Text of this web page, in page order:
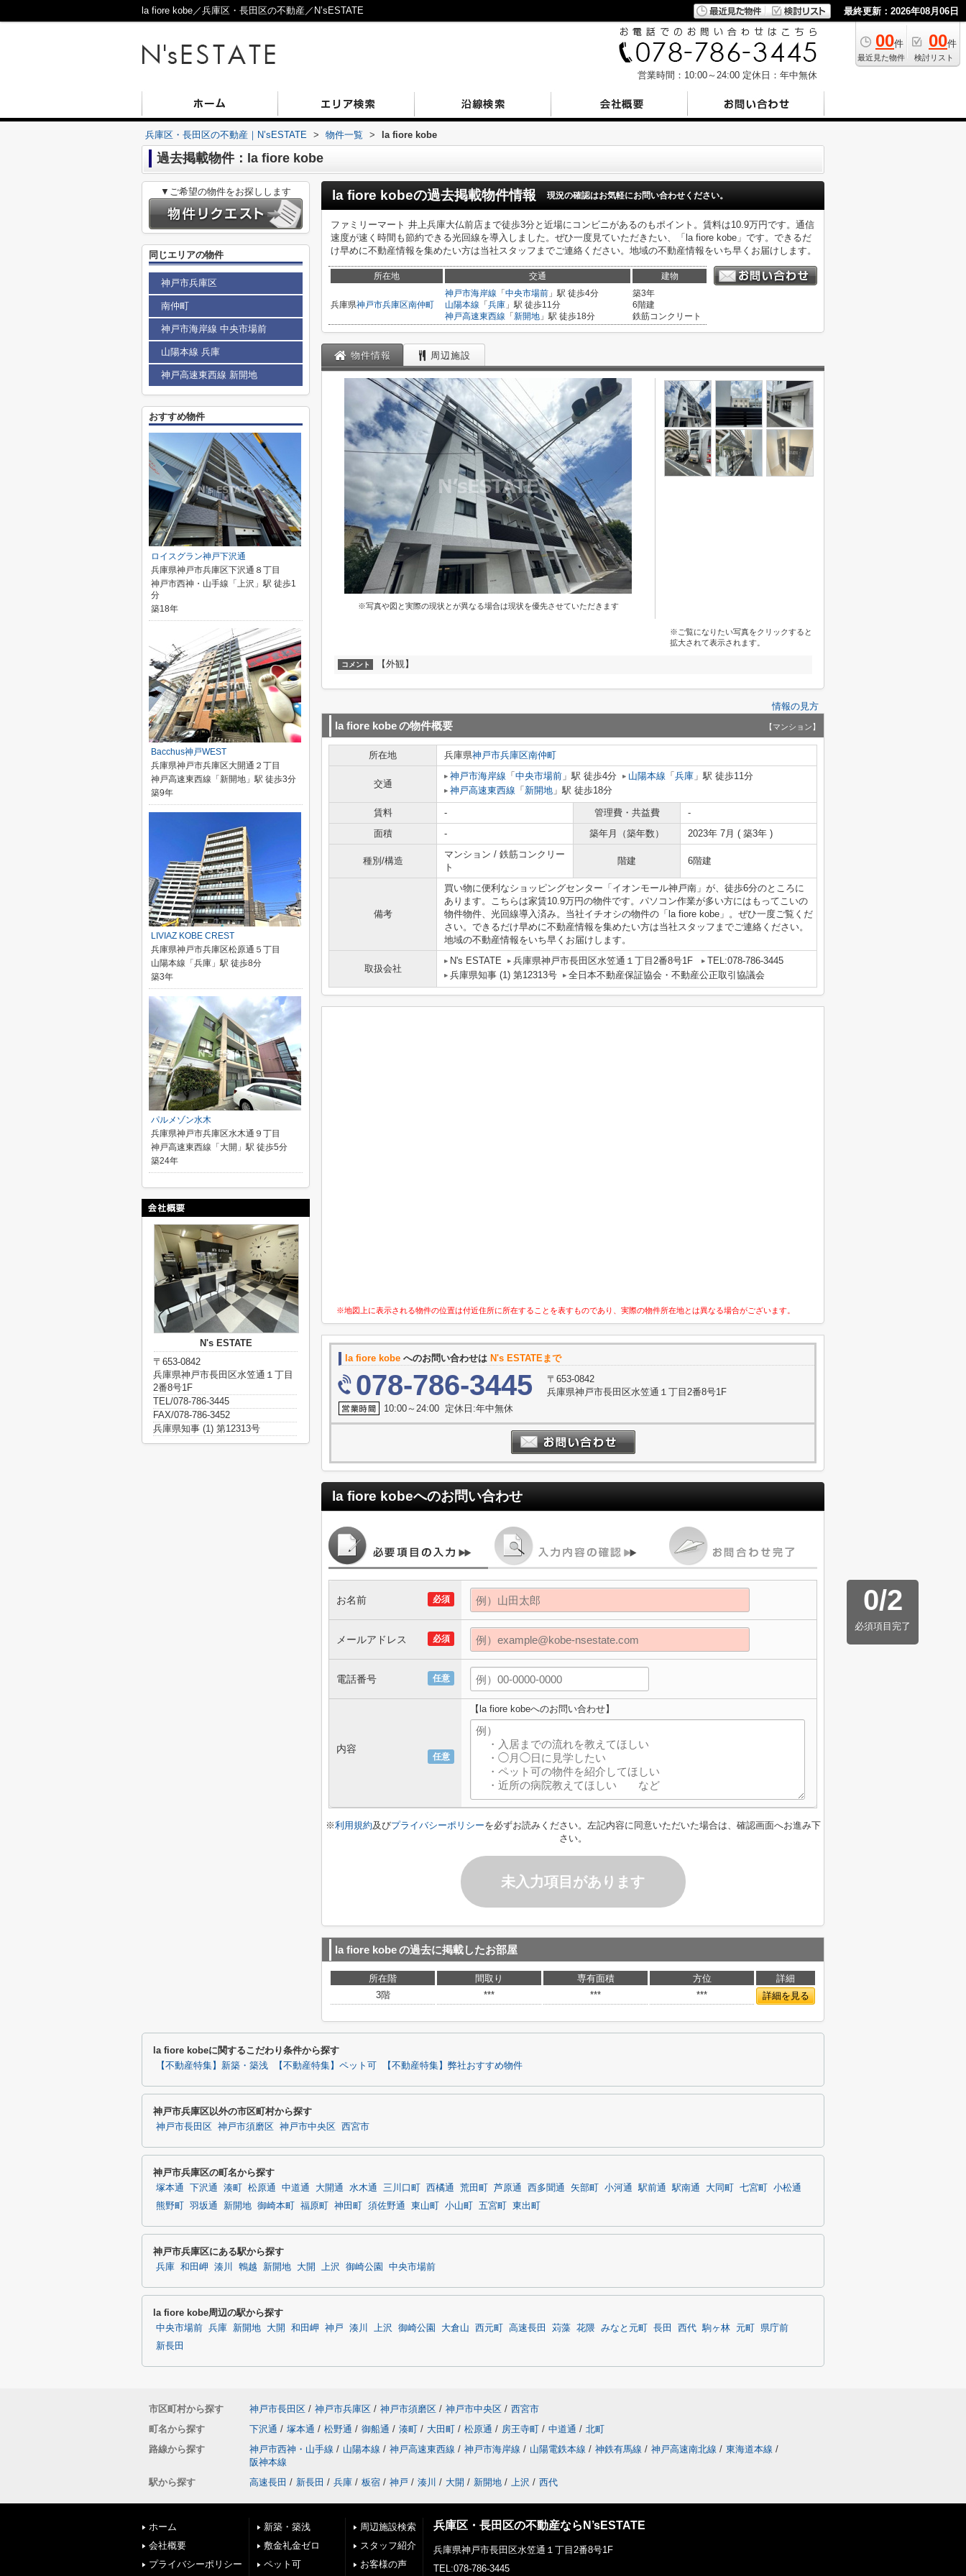
la fiore kobe／兵庫区・長田区の不動産／N’sESTATE 最終更新：2026年08月06日
00件
最近見た物件
00件
検討リスト
営業時間：10:00～24:00 定休日：年中無休
兵庫区・長田区の不動産｜N’sESTATE > 物件一覧 > la fiore kobe
過去掲載物件：la fiore kobe
la fiore kobeの過去掲載物件情報 現況の確認はお気軽にお問い合わせください。
ファミリーマート 井上兵庫大仏前店まで徒歩3分と近場にコンビニがあるのもポイント。賃料は10.9万円です。通信
速度が速く時間も節約できる光回線を導入しました。ぜひ一度見ていただきたい、「la fiore kobe」です。できるだ
け早めに不動産情報を集めたい方は当社スタッフまでご連絡ください。地域の不動産情報をいち早くお届けします。
所在地 交通 建物
兵庫県神戸市兵庫区南仲町
神戸市海岸線 「 中央市場前 」駅 徒歩4分
山陽本線 「 兵庫 」駅 徒歩11分
神戸高速東西線 「 新開地 」駅 徒歩18分
築3年
6階建
鉄筋コンクリート
物件情報 周辺施設
※写真や図と実際の現状とが異なる場合は現状を優先させていただきます
※ご覧になりたい写真をクリックすると
拡大されて表示されます。
コメント 【外観】
情報の見方
la fiore kobeの物件概要 【マンション】
所在地 兵庫県神戸市兵庫区南仲町
交通
神戸市海岸線 「 中央市場前 」駅 徒歩4分 山陽本線 「 兵庫 」駅 徒歩11分
神戸高速東西線 「 新開地 」駅 徒歩18分
賃料 - 管理費・共益費
-
面積
- 築年月（築年数） 2023年 7月 ( 築3年 )
種別/構造
マンション / 鉄筋コンクリー
ト
階建 6階建
備考
買い物に便利なショッピングセンター「イオンモール神戸南」が、徒歩6分のところに
あります。こちらは家賃10.9万円の物件です。パソコン作業が多い方にはもってこいの
物件物件、光回線導入済み。当社イチオシの物件の「la fiore kobe」。ぜひ一度ご覧くだ
さい。できるだけ早めに不動産情報を集めたい方は当社スタッフまでご連絡ください。
地域の不動産情報をいち早くお届けします。
取扱会社
N's ESTATE 兵庫県神戸市長田区水笠通１丁目2番8号1F
TEL:078-786-3445
兵庫県知事 (1) 第12313号
全日本不動産保証協会・不動産公正取引協議会
※地図上に表示される物件の位置は付近住所に所在することを表すものであり、実際の物件所在地とは異なる場合がございます。
la fiore kobe へのお問い合わせは N's ESTATEまで
078-786-3445
〒653-0842
兵庫県神戸市長田区水笠通１丁目2番8号1F
10:00～24:00 定休日:年中無休
la fiore kobeへのお問い合わせ
0/2
必須項目完了
必須
お名前
必須
メールアドレス
任意
電話番号
任意
内容
【la fiore kobeへのお問い合わせ】
※利用規約及びプライバシーポリシーを必ずお読みください。左記内容に同意いただいた場合は、確認画面へお進み下
さい。
未入力項目があります
la fiore kobeの過去に掲載したお部屋
所在階 間取り 専有面積 方位
詳細
3階
*** *** *** 詳細を見る
▼ご希望の物件をお探しします
同じエリアの物件
神戸市兵庫区
南仲町
神戸市海岸線 中央市場前
山陽本線 兵庫
神戸高速東西線 新開地
おすすめ物件
ロイスグラン神戸下沢通
兵庫県神戸市兵庫区下沢通８丁目
神戸市西神・山手線「上沢」駅 徒歩1
分
築18年
Bacchus神戸WEST
兵庫県神戸市兵庫区大開通２丁目
神戸高速東西線「新開地」駅 徒歩3分
築9年
LIVIAZ KOBE CREST
兵庫県神戸市兵庫区松原通５丁目
山陽本線「兵庫」駅 徒歩8分
築3年
パルメゾン水木
兵庫県神戸市兵庫区水木通９丁目
神戸高速東西線「大開」駅 徒歩5分
築24年
N's ESTATE
〒653-0842
兵庫県神戸市長田区水笠通１丁目
2番8号1F
TEL/078-786-3445
FAX/078-786-3452
兵庫県知事 (1) 第12313号
la fiore kobeに関するこだわり条件から探す
【不動産特集】新築・築浅 【不動産特集】ペット可 【不動産特集】弊社おすすめ物件
神戸市兵庫区以外の市区町村から探す
神戸市長田区 神戸市須磨区 神戸市中央区 西宮市
神戸市兵庫区の町名から探す
塚本通 下沢通 湊町 松原通 中道通 大開通 水木通 三川口町 西橘通 荒田町 芦原通 西多聞通 矢部町 小河通 駅前通 駅南通 大同町 七宮町
小松通
熊野町
羽坂通 新開地 御崎本町 福原町 神田町 須佐野通 東山町 小山町 五宮町 東出町
神戸市兵庫区にある駅から探す
兵庫 和田岬 湊川 鵯越 新開地 大開 上沢 御崎公園 中央市場前
la fiore kobe周辺の駅から探す
中央市場前 兵庫 新開地 大開 和田岬 神戸 湊川 上沢 御崎公園 大倉山 西元町 高速長田 苅藻 花隈 みなと元町 長田 西代 駒ヶ林 元町
県庁前
新長田
市区町村から探す 神戸市長田区 / 神戸市兵庫区 / 神戸市須磨区 / 神戸市中央区 / 西宮市
町名から探す
下沢通 / 塚本通 / 松野通 / 御船通 / 湊町 / 大田町 / 松原通 / 房王寺町 / 中道通 / 北町
路線から探す
神戸市西神・山手線 / 山陽本線 / 神戸高速東西線 / 神戸市海岸線 / 山陽電鉄本線 / 神鉄有馬線 / 神戸高速南北線 / 東海道本線 /
阪神本線
駅から探す
高速長田 / 新長田 / 兵庫 / 板宿 / 神戸 / 湊川 / 大開 / 新開地 / 上沢 / 西代
ホーム
会社概要
プライバシーポリシー
新築・築浅
敷金礼金ゼロ
ペット可
周辺施設検索
スタッフ紹介
お客様の声
兵庫区・長田区の不動産ならN’sESTATE
兵庫県神戸市長田区水笠通１丁目2番8号1F
TEL:078-786-3445